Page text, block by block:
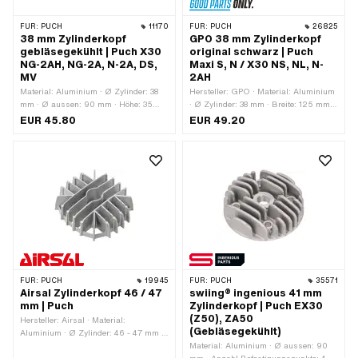
FÜR: PUCH 11170
38 mm Zylinderkopf
gebläsegekühlt | Puch X30
NG-2AH, NG-2A, N-2A, DS,
MV
Material: Aluminium · Ø Zylinder: 38
mm · Ø aussen: 90 mm · Höhe: 35
mm · Ø Schraubenaufnahme: 6.4 mm
[mm]: 44 x 44 · Dekompressor: Nein ·
Anwendungsbereich: Standard
EUR 45.80
FÜR: PUCH 26825
GPO 38 mm Zylinderkopf
original schwarz | Puch
Maxi S, N / X30 NS, NL, N-
2AH
Hersteller: GPO · Material: Aluminium
· Ø Zylinder: 38 mm · Breite: 125 mm ·
Höhe: 55 mm · Oberfläche: lackiert ·
Anwendungsbereich: Original
EUR 49.20
FÜR: PUCH 19945
Airsal Zylinderkopf 46 / 47
mm | Puch
Hersteller: Airsal · Material:
Aluminium · Ø Zylinder: 46 - 47 mm ·
FÜR: PUCH 35571
swiing® ingenious 41 mm
Zylinderkopf | Puch EX30
(Z50), ZA50
(Gebläsegekühlt)
Material: Aluminium · Ø aussen: 90